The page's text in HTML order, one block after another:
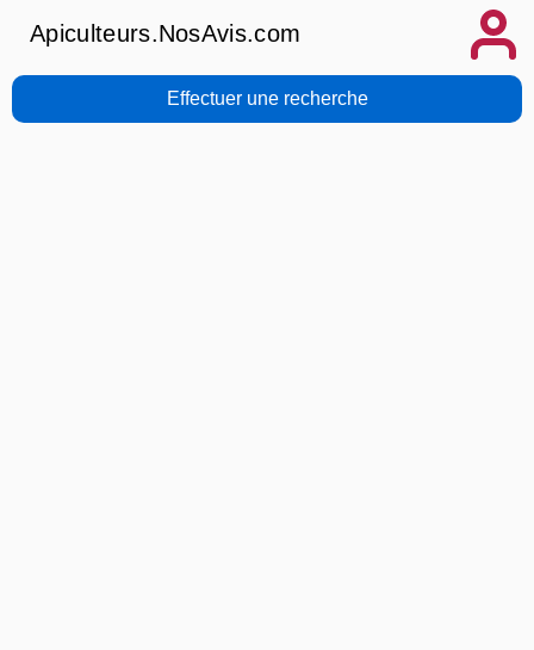
Apiculteurs.NosAvis.com
Effectuer une recherche